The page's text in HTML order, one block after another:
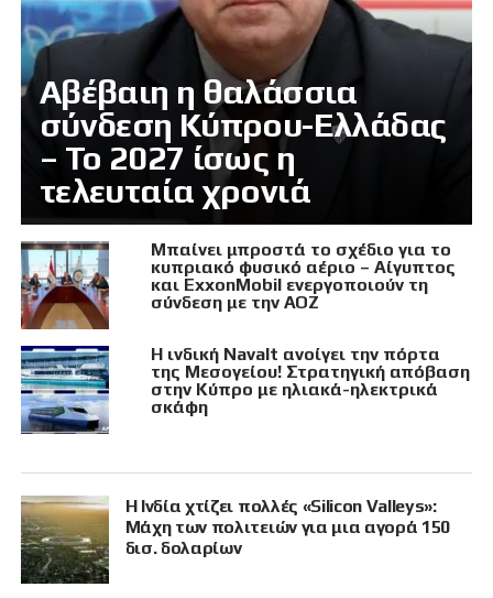
Αβέβαιη η θαλάσσια
σύνδεση Κύπρου-Ελλάδας
– Το 2027 ίσως η
τελευταία χρονιά
Μπαίνει μπροστά το σχέδιο για το
κυπριακό φυσικό αέριο – Αίγυπτος
και ExxonMobil ενεργοποιούν τη
σύνδεση με την ΑΟΖ
Η ινδική Navalt ανοίγει την πόρτα
της Μεσογείου! Στρατηγική απόβαση
στην Κύπρο με ηλιακά-ηλεκτρικά
σκάφη
Η Ινδία χτίζει πολλές «Silicon Valleys»:
Μάχη των πολιτειών για μια αγορά 150
δισ. δολαρίων